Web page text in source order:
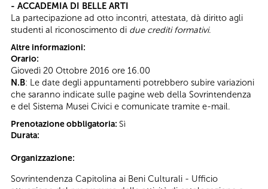
- ACCADEMIA DI BELLE ARTI
La partecipazione ad otto incontri, attestata, dà diritto agli
studenti al riconoscimento di due crediti formativi.
Altre informazioni:
Orario:
Giovedì 20 Ottobre 2016 ore 16.00
N.B: Le date degli appuntamenti potrebbero subire variazioni
che saranno indicate sulle pagine web della Sovrintendenza
e del Sistema Musei Civici e comunicate tramite e-mail.
Prenotazione obbligatoria: Sì
Durata:
Organizzazione:
Sovrintendenza Capitolina ai Beni Culturali - Ufficio